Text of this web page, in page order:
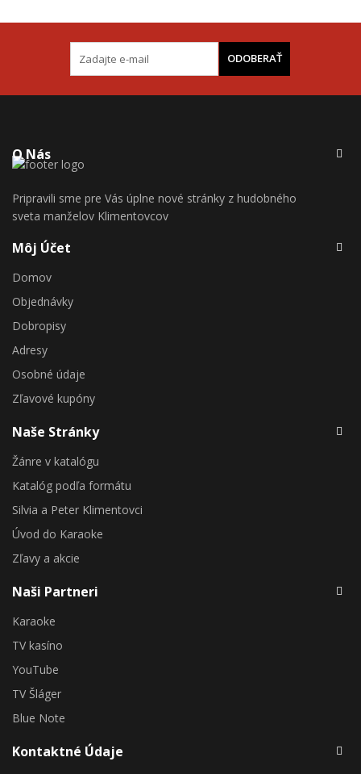
ODOBERAŤ
O Nás
Pripravili sme pre Vás úplne nové stránky z hudobného
sveta manželov Klimentovcov
Môj Účet
Domov
Objednávky
Dobropisy
Adresy
Osobné údaje
Zľavové kupóny
Naše Stránky
Žánre v katalógu
Katalóg podľa formátu
Silvia a Peter Klimentovci
Úvod do Karaoke
Zľavy a akcie
Naši Partneri
Karaoke
TV kasíno
YouTube
TV Šláger
Blue Note
Kontaktné Údaje